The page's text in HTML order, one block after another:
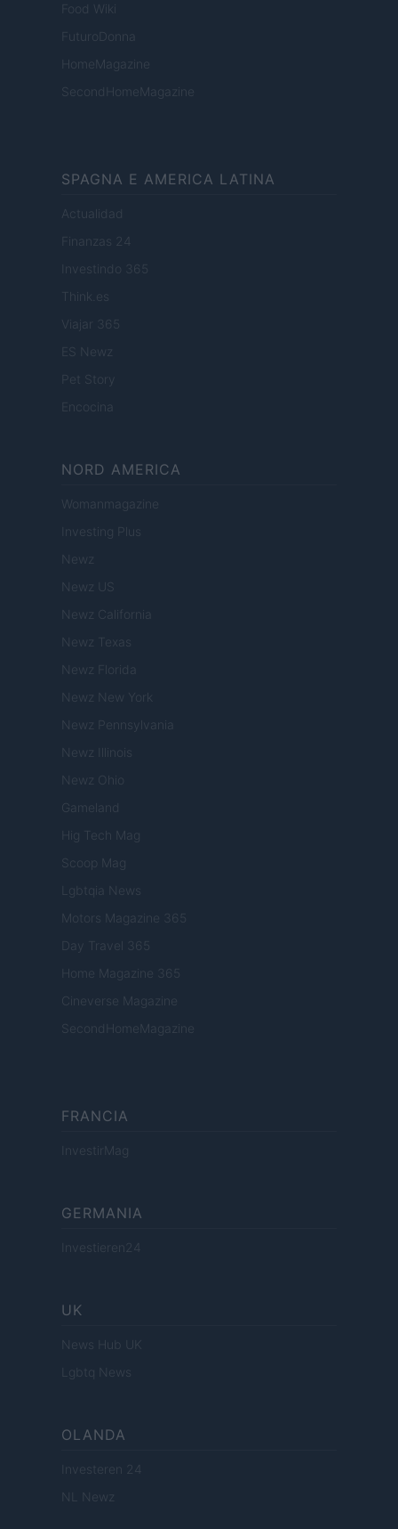
Food Wiki
FuturoDonna
HomeMagazine
SecondHomeMagazine
SPAGNA E AMERICA LATINA
Actualidad
Finanzas 24
Investindo 365
Think.es
Viajar 365
ES Newz
Pet Story
Encocina
NORD AMERICA
Womanmagazine
Investing Plus
Newz
Newz US
Newz California
Newz Texas
Newz Florida
Newz New York
Newz Pennsylvania
Newz Illinois
Newz Ohio
Gameland
Hig Tech Mag
Scoop Mag
Lgbtqia News
Motors Magazine 365
Day Travel 365
Home Magazine 365
Cineverse Magazine
SecondHomeMagazine
FRANCIA
InvestirMag
GERMANIA
Investieren24
UK
News Hub UK
Lgbtq News
OLANDA
Investeren 24
NL Newz